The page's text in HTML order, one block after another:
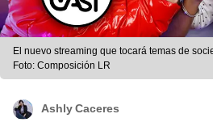
El nuevo streaming que tocará temas de
Foto: Composición LR
Ashly Caceres